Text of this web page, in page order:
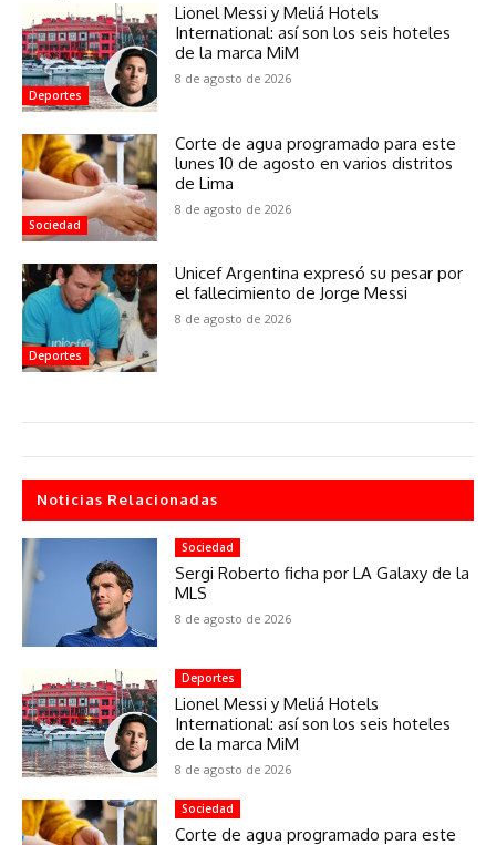
Deportes
Lionel Messi y Meliá Hotels
International: así son los seis hoteles
de la marca MiM
8 de agosto de 2026
Sociedad
Corte de agua programado para este
lunes 10 de agosto en varios distritos
de Lima
8 de agosto de 2026
Deportes
Unicef Argentina expresó su pesar por
el fallecimiento de Jorge Messi
8 de agosto de 2026
Noticias Relacionadas
Sociedad
Sergi Roberto ficha por LA Galaxy de la
MLS
8 de agosto de 2026
Deportes
Lionel Messi y Meliá Hotels
International: así son los seis hoteles
de la marca MiM
8 de agosto de 2026
Sociedad
Corte de agua programado para este